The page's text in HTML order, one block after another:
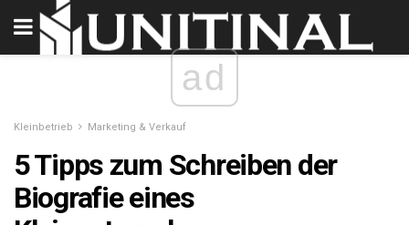
ad
Kleinbetrieb Marketing & Verkauf
5 Tipps zum Schreiben der
Biografie eines